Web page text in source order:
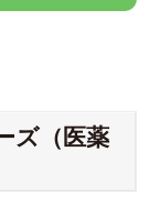
ズ（医薬